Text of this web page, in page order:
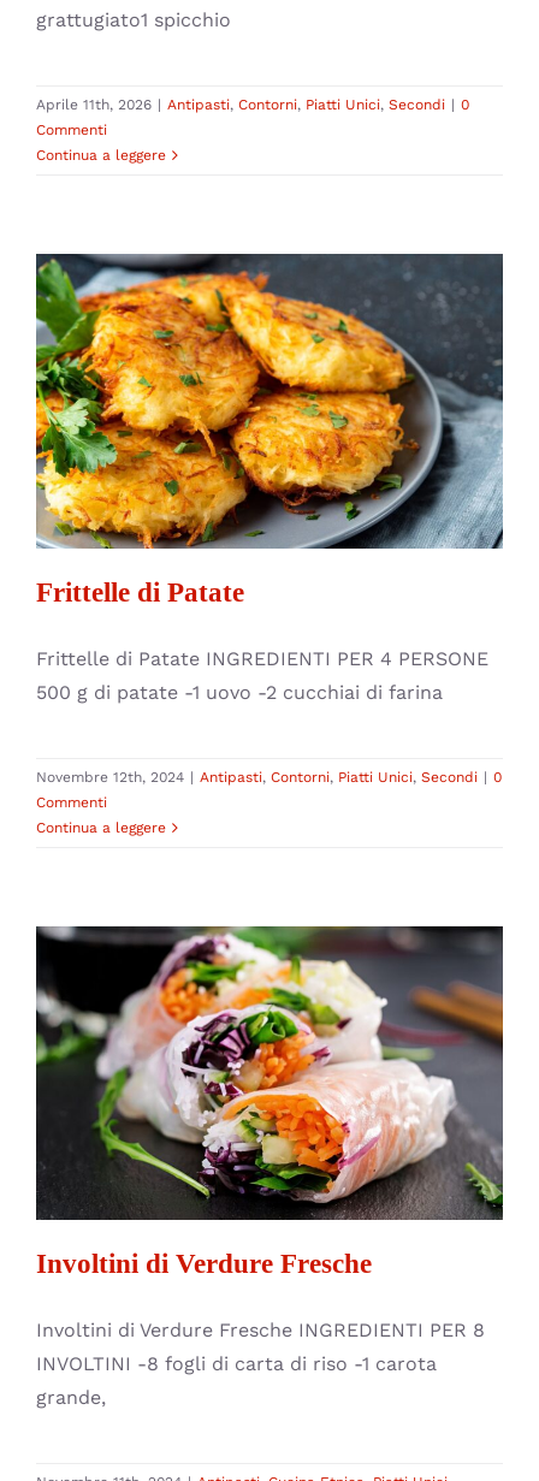
grattugiato1 spicchio
Aprile 11th, 2026 | Antipasti, Contorni, Piatti Unici, Secondi | 0
Commenti
Continua a leggere
Frittelle di Patate
Antipasti Contorni Piatti Unici Secondi
Frittelle di Patate
Frittelle di Patate INGREDIENTI PER 4 PERSONE
500 g di patate -1 uovo -2 cucchiai di farina
Novembre 12th, 2024 | Antipasti, Contorni, Piatti Unici, Secondi | 0
Commenti
Continua a leggere
Involtini di Verdure Fresche
Antipasti Cucina Etnica Piatti Unici Secondi
Involtini di Verdure Fresche
Involtini di Verdure Fresche INGREDIENTI PER 8
INVOLTINI -8 fogli di carta di riso -1 carota
grande,